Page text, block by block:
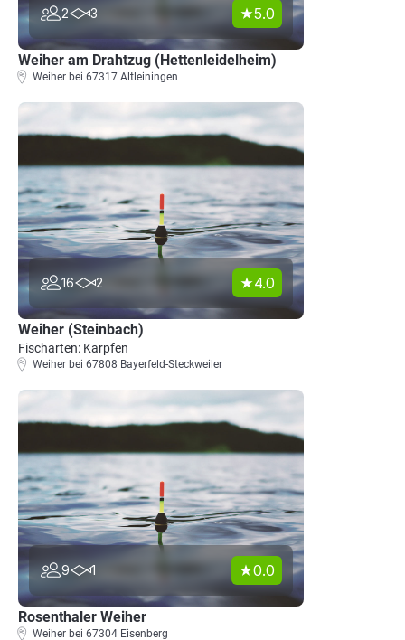
2 3 5.0
Weiher am Drahtzug (Hettenleidelheim)
Weiher bei 67317 Altleiningen
16 2 4.0
Weiher (Steinbach)
Fischarten: Karpfen
Weiher bei 67808 Bayerfeld-Steckweiler
9 1 0.0
Rosenthaler Weiher
Weiher bei 67304 Eisenberg